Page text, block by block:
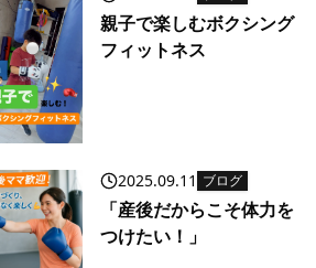
親子で楽しむボクシング
フィットネス
2025.09.11 ブログ
「産後だからこそ体力を
つけたい！」